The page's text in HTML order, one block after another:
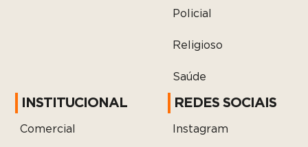
Policial
Religioso
Saúde
INSTITUCIONAL
Comercial
REDES SOCIAIS
Instagram